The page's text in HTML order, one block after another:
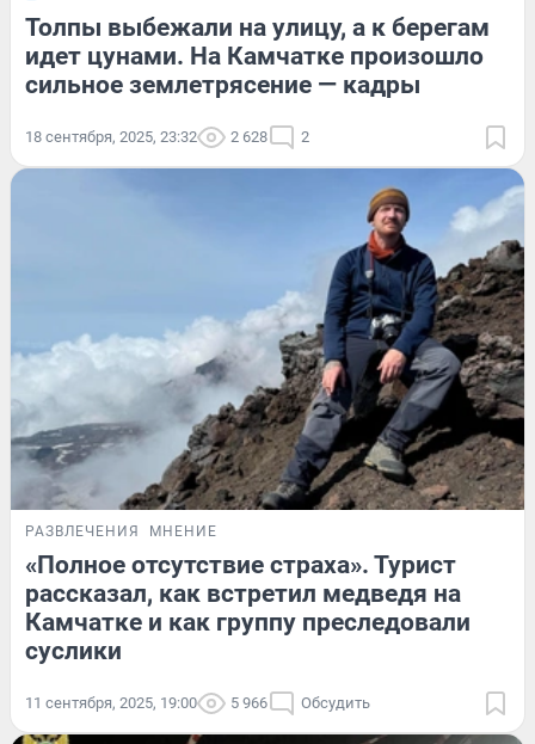
Толпы выбежали на улицу, а к берегам
идет цунами. На Камчатке произошло
сильное землетрясение — кадры
18 сентября, 2025, 23:32 2 628 2
РАЗВЛЕЧЕНИЯ МНЕНИЕ
«Полное отсутствие страха». Турист
рассказал, как встретил медведя на
Камчатке и как группу преследовали
суслики
11 сентября, 2025, 19:00 5 966 Обсудить